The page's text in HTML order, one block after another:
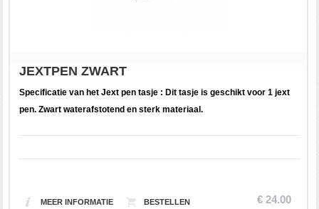
JEXTPEN ZWART
€ 24.00
Specificatie van het Jext pen tasje : Dit tasje is geschikt voor 1 jext
pen. Zwart waterafstotend en sterk materiaal.
MEER INFORMATIE